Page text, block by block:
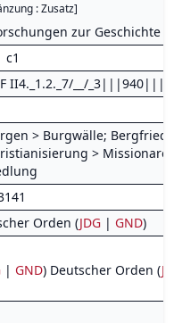
: Zusatz]
zur Geschichte
c1
II4._1.2._7/__/
> Burgwälle;
> Missionare
Orden (JDG | GND)
| GND) Deutscher Orden (